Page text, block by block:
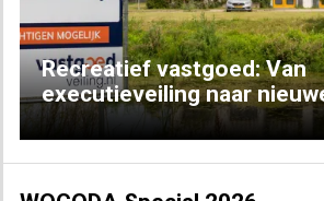
Recreatief vastgoed: Van
executieveiling naar